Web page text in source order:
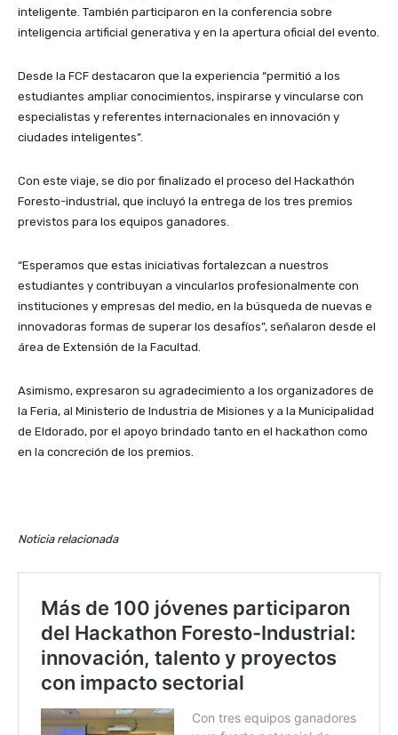
inteligente. También participaron en la conferencia sobre
inteligencia artificial generativa y en la apertura oficial del evento.
Desde la FCF destacaron que la experiencia “permitió a los
estudiantes ampliar conocimientos, inspirarse y vincularse con
especialistas y referentes internacionales en innovación y
ciudades inteligentes”.
Con este viaje, se dio por finalizado el proceso del Hackathón
Foresto-industrial, que incluyó la entrega de los tres premios
previstos para los equipos ganadores.
“Esperamos que estas iniciativas fortalezcan a nuestros
estudiantes y contribuyan a vincularlos profesionalmente con
instituciones y empresas del medio, en la búsqueda de nuevas e
innovadoras formas de superar los desafíos”, señalaron desde el
área de Extensión de la Facultad.
Asimismo, expresaron su agradecimiento a los organizadores de
la Feria, al Ministerio de Industria de Misiones y a la Municipalidad
de Eldorado, por el apoyo brindado tanto en el hackathon como
en la concreción de los premios.
Noticia relacionada